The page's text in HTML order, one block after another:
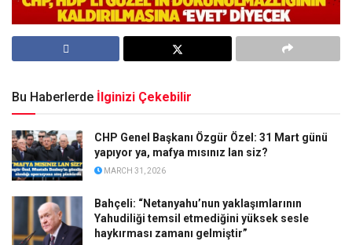
Bu Haberlerde İlginizi Çekebilir
CHP Genel Başkanı Özgür Özel: 31 Mart günü
yapıyor ya, mafya mısınız lan siz?
MARCH 31, 2026
Bahçeli: “Netanyahu’nun yaklaşımlarının
Yahudiliği temsil etmediğini yüksek sesle
haykırması zamanı gelmiştir”